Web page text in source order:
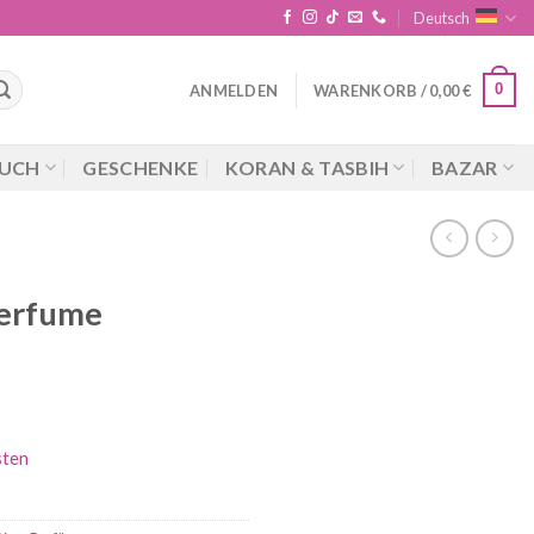
Deutsch
ANMELDEN WARENKORB /0,00€ 0
GESCHENKE KORAN & TASBIH BAZAR